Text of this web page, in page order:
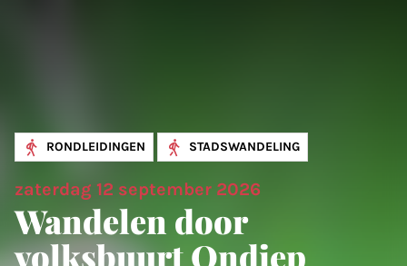
RONDLEIDINGEN STADSWANDELING
zaterdag 12 september 2026
Wandelen door
volksbuurt Ondiep